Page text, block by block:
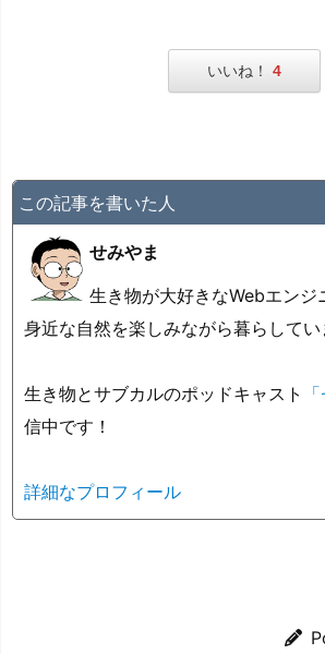
いいね！ 4
この記事を書いた人
せみやま
生き物が大好きなWebエンジ
身近な自然を楽しみながら暮らしてい
生き物とサブカルのポッドキャスト
信中です！
詳細なプロフィール